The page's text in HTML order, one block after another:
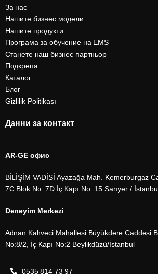
За нас
Нашите бизнес модели
Нашите продукти
Програма за обучение на EMS
Станете наш бизнес партньор
Подкрепа
Каталог
Блог
Gizlilik Politikası
Данни за контакт
AR-GE офис
BİLİŞİM VADİSİ Ayazağa Mah. Kemerburgaz
7C Blok No: 7D İç Kapı No: 15 Sarıyer /
Deneyim Merkezi
Adnan Kahveci Mahallesi Büyükdere Caddesi
No:8/2, İç Kapı No:2 Beylikdüzü/İstanbul
0535 814 73 97